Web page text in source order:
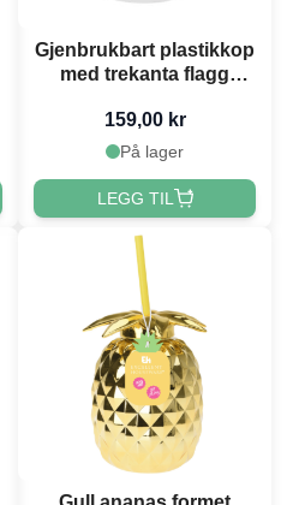
Gjenbrukbart plastikkop
med trekanta flagg
159,00 kr
På lager
LEGG TIL